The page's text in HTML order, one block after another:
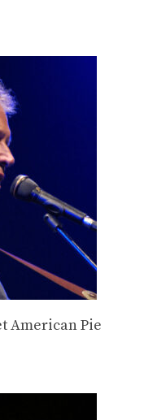
American Pie